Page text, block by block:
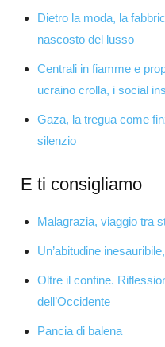
Dietro la moda, la
nascosto del lusso
Centrali in fiamme e
ucraino crolla, i social
Gaza, la tregua come
silenzio
E ti consigliamo
Malagrazia, viaggio tra
Un’abitudine
Oltre il confine.
dell’Occidente
Pancia di balena